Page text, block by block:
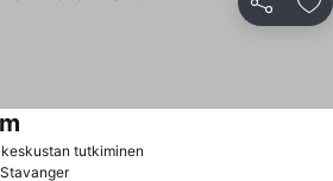
Jaa
tutkiminen
Stavanger